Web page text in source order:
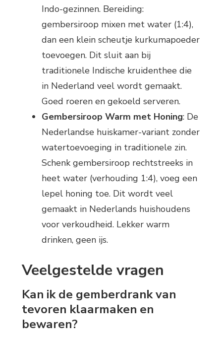
Indo-gezinnen. Bereiding:
gembersiroop mixen met water (1:4),
dan een klein scheutje kurkumapoeder
toevoegen. Dit sluit aan bij
traditionele Indische kruidenthee die
in Nederland veel wordt gemaakt.
Goed roeren en gekoeld serveren.
Gembersiroop Warm met Honing: De
Nederlandse huiskamer-variant zonder
watertoevoeging in traditionele zin.
Schenk gembersiroop rechtstreeks in
heet water (verhouding 1:4), voeg een
lepel honing toe. Dit wordt veel
gemaakt in Nederlands huishoudens
voor verkoudheid. Lekker warm
drinken, geen ijs.
Veelgestelde vragen
Kan ik de gemberdrank van
tevoren klaarmaken en
bewaren?